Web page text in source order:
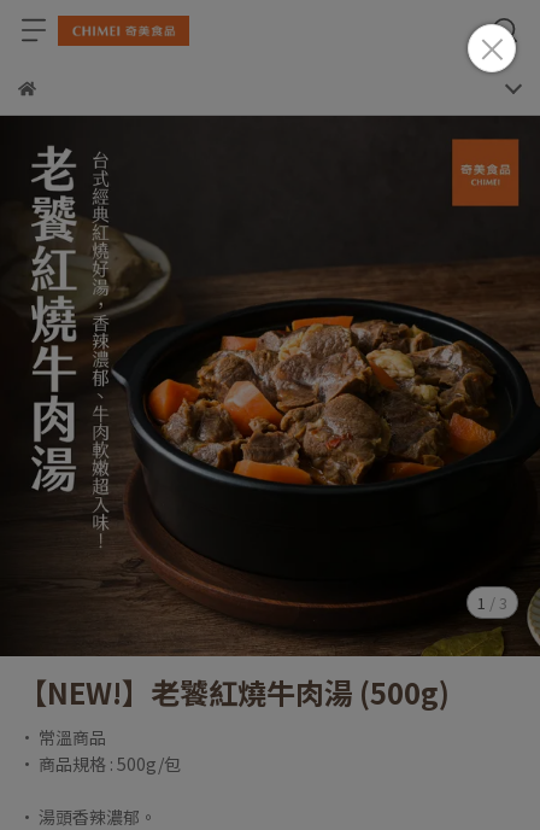
1 / 3
【NEW!】老饕紅燒牛肉湯 (500g)
• 常溫商品
• 商品規格 : 500g/包
• 湯頭香辣濃郁。